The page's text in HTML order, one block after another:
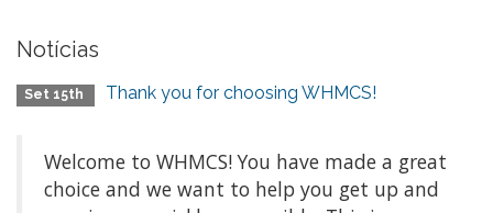
Notícias
Set 15th Thank you for choosing WHMCS!
Welcome to WHMCS! You have made a great
choice and we want to help you get up and